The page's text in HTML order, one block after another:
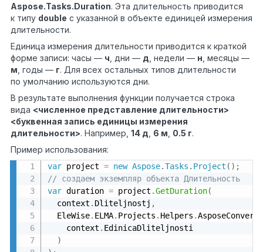
Aspose.Tasks.Duration. Эта длительность приводится
к типу double с указанной в объекте единицей измерения
длительности.
Единица измерения длительности приводится к краткой
форме записи: часы — ч , дни — д , недели — н , месяцы —
м , годы — г. Для всех остальных типов длительности
по умолчанию используются дни.
В результате выполнения функции получается строка
вида <численное представление длительности>
<буквенная запись единицы измерения
длительности>. Например, 14 д 6 м 0.5 г.
Пример использования:
var project = new Aspose.Tasks . Project ( ) ;
// создаем экземпляр объекта Длительность
var duration = project .GetDuration(
  context
. Dliteljnostj ,
  EleWise
. ELMA. Projects . Helpers .
    context
. EdinicaDliteljnosti
)